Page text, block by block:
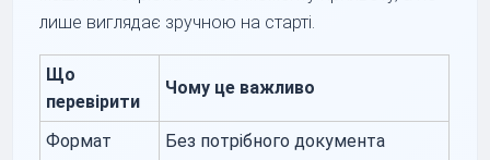
лише виглядає зручною на старті.
Що
перевірити
Чому це важливо
Формат
Без потрібного документа